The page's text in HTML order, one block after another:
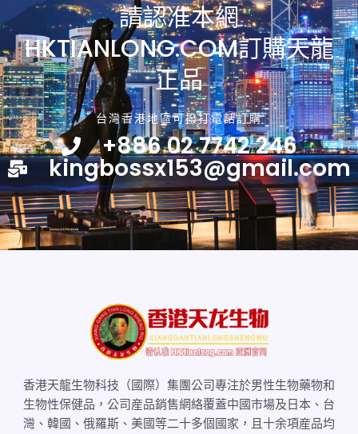
請認准本網
HKTIANLONG.COM訂購天龍
正品
台灣香港地區可撥打電話訂購
+886 02 7742 246
kingbossx153@gmail.com
香港天龍生物科技（國際）集團公司專注於男性生物藥物和
生物性保健品，公司産品銷售網絡覆蓋中國市場及日本、台
灣、韓國、俄羅斯、美國等二十多個國家，且十余項産品均